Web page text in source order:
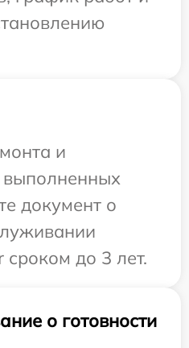
и
выполненных
документ о
сроком до 3 лет.
о готовности